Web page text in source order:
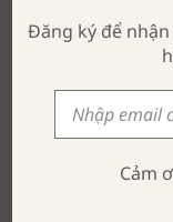
Đăng ký để
Cảm